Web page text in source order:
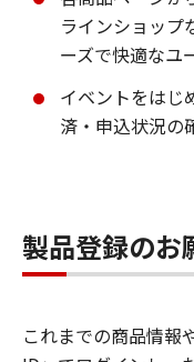
ラインショップ
ーズで快適なユ
イベントをはじ
済・申込状況の
製品登録のお
これまでの商品情報